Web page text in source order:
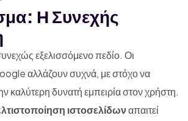
Η Συνεχής
εξελισσόμενο πεδίο. Οι
αλλάζουν συχνά, με στόχο να
καλύτερη δυνατή εμπειρία στον χρήστη.
ιστοσελίδωναπαιτεί